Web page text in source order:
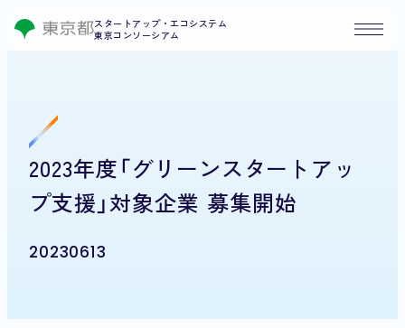
スタートアップ・エコシステム
東京コンソーシアム
2023年度「グリーンスタートアッ
プ支援」対象企業 募集開始
20230613